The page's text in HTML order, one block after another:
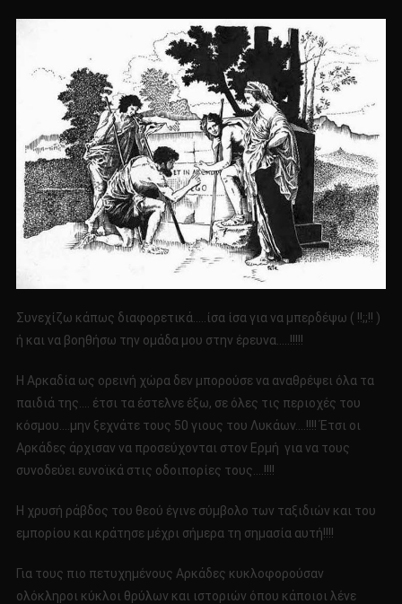
Συνεχίζω κάπως διαφορετικά…..ίσα ίσα για να μπερδέψω ( !!;;!! )
ή και να βοηθήσω την ομάδα μου στην έρευνα…..!!!!!
Η Αρκαδία ως ορεινή χώρα δεν μπορούσε να αναθρέψει όλα τα
παιδιά της…. έτσι τα έστελνε έξω, σε όλες τις περιοχές του
κόσμου….μην ξεχνάτε τους 50 γιους του Λυκάων….!!!! Έτσι οι
Αρκάδες άρχισαν να προσεύχονται στον Ερμή για να τους
συνοδεύει ευνοϊκά στις οδοιπορίες τους….!!!!
Η χρυσή ράβδος του θεού έγινε σύμβολο των ταξιδιών και του
εμπορίου και κράτησε μέχρι σήμερα τη σημασία αυτή!!!!
Για τους πιο πετυχημένους Αρκάδες κυκλοφορούσαν
ολόκληροι κύκλοι θρύλων και ιστοριών όπου κάποιοι λένε